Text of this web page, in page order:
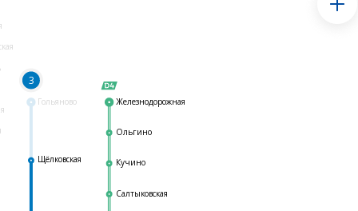
Гольяново
3
Железнодорожная
Ольгино
Кучино
Салтыковская
Щёлковская